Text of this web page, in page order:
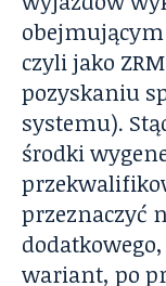
czyli jako
pozyskaniu
systemu).
środki
przeznaczyć
dodatkowego,
wariant, po